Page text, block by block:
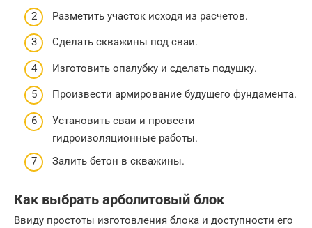
Разметить участок исходя из расчетов.
Сделать скважины под сваи.
Изготовить опалубку и сделать подушку.
Произвести армирование будущего фундамента.
Установить сваи и провести
гидроизоляционные работы.
Залить бетон в скважины.
Как выбрать арболитовый блок
Ввиду простоты изготовления блока и доступности его